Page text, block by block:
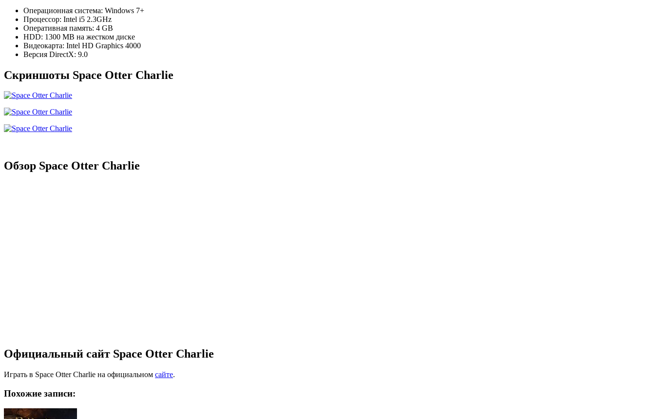
Операционная система: Windows 7+
Процессор: Intel i5 2.3GHz
Оперативная память: 4 GB
HDD: 1300 MB на жестком диске
Видеокарта: Intel HD Graphics 4000
Версия DirectX: 9.0
Скриншоты Space Otter Charlie
Обзор Space Otter Charlie
Официальный сайт Space Otter Charlie
Играть в Space Otter Charlie на официальном сайте.
Похожие записи: